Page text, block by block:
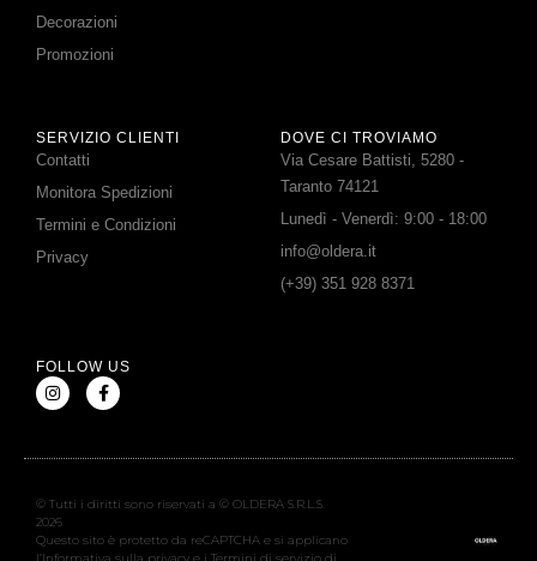
Decorazioni
Promozioni
SERVIZIO CLIENTI
Contatti
Monitora Spedizioni
Termini e Condizioni
Privacy
DOVE CI TROVIAMO
Via Cesare Battisti, 5280 -
Taranto 74121
Lunedì - Venerdì: 9:00 - 18:00
info@oldera.it
(+39) 351 928 8371
FOLLOW US
© Tutti i diritti sono riservati a © OLDERA S.R.L.S.
2026
Questo sito è protetto da reCAPTCHA e si applicano